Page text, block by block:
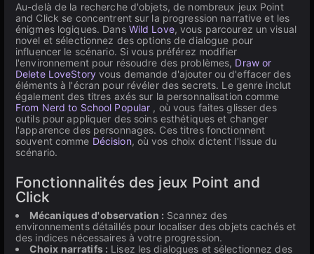
Au-delà de la recherche d'objets, de nombreux jeux Point
and Click se concentrent sur la progression narrative et les
énigmes logiques. Dans Wild Love, vous parcourez un visual
novel et sélectionnez des options de dialogue pour
influencer le scénario. Si vous préférez modifier
l'environnement pour résoudre des problèmes, Draw or
Delete LoveStoryvous demande d'ajouter ou d'effacer des
éléments à l'écran pour révéler des secrets. Le genre inclut
également des titres axés sur la personnalisation comme
From Nerd to School Popular , où vous faites glisser des
outils pour appliquer des soins esthétiques et changer
l'apparence des personnages. Ces titres fonctionnent
souvent comme Décision, où vos choix dictent l'issue du
scénario.
Fonctionnalités des jeux Point and
Click
Mécaniques d'observation : Scannez des
environnements détaillés pour localiser des objets cachés et
des indices nécessaires à votre progression.
Choix narratifs : Lisez les dialogues et sélectionnez des